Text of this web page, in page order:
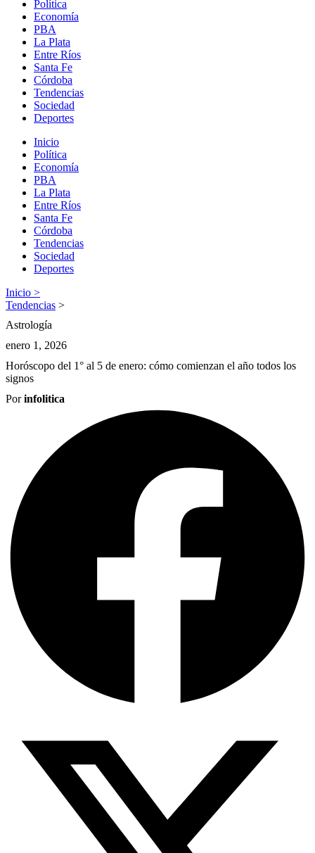
Política
Economía
PBA
La Plata
Entre Ríos
Santa Fe
Córdoba
Tendencias
Sociedad
Deportes
Inicio
Política
Economía
PBA
La Plata
Entre Ríos
Santa Fe
Córdoba
Tendencias
Sociedad
Deportes
Inicio >
Tendencias >
Astrología
enero 1, 2026
Horóscopo del 1° al 5 de enero: cómo comienzan el año todos los
signos
Porinfolitica